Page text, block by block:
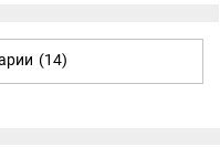
(14)